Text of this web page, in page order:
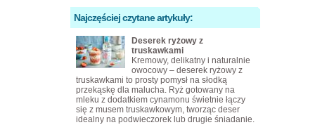
Najczęściej czytane artykuły:
Deserek ryżowy z
truskawkami
Kremowy, delikatny i naturalnie
owocowy – deserek ryżowy z
truskawkami to prosty pomysł na słodką
przekąskę dla malucha. Ryż gotowany na
mleku z dodatkiem cynamonu świetnie łączy
się z musem truskawkowym, tworząc deser
idealny na podwieczorek lub drugie śniadanie.